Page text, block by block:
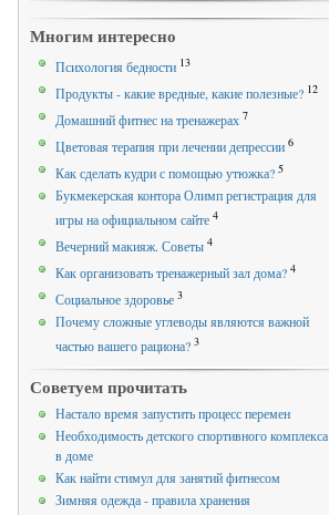
Многим интересно
Психология бедности 13
Продукты - какие вредные, какие полезные? 12
Домашний фитнес на тренажерах 7
Цветовая терапия при лечении депрессии 6
Как сделать кудри с помощью утюжка? 5
Букмекерская контора Олимп регистрация для
игры на официальном сайте 4
Вечерний макияж. Советы 4
Как организовать тренажерный зал дома? 4
Социальное здоровье 3
Почему сложные углеводы являются важной
частью вашего рациона? 3
Советуем прочитать
Настало время запустить процесс перемен
Необходимость детского спортивного комплекса
в доме
Как найти стимул для занятий фитнесом
Зимняя одежда - правила хранения